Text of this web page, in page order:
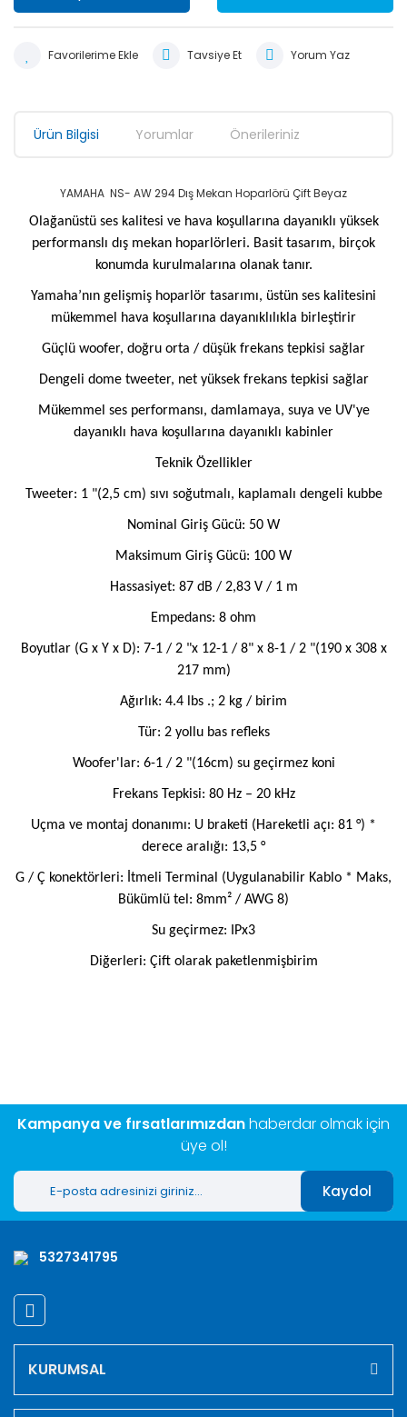
Tavsiye Et Yorum Yaz
Ürün Bilgisi Yorumlar Önerileriniz
YAMAHA NS- AW 294 Dış Mekan Hoparlörü Çift Beyaz
Olağanüstü ses kalitesi ve hava koşullarına dayanıklı yüksek
performanslı dış mekan hoparlörleri. Basit tasarım, birçok
konumda kurulmalarına olanak tanır.
Yamaha’nın gelişmiş hoparlör tasarımı, üstün ses kalitesini
mükemmel hava koşullarına dayanıklılıkla birleştirir
Güçlü woofer, doğru orta / düşük frekans tepkisi sağlar
Dengeli dome tweeter, net yüksek frekans tepkisi sağlar
Mükemmel ses performansı, damlamaya, suya ve UV'ye
dayanıklı hava koşullarına dayanıklı kabinler
Teknik Özellikler
Tweeter: 1 "(2,5 cm) sıvı soğutmalı, kaplamalı dengeli kubbe
Nominal Giriş Gücü: 50 W
Maksimum Giriş Gücü: 100 W
Hassasiyet: 87 dB / 2,83 V / 1 m
Empedans: 8 ohm
Boyutlar (G x Y x D): 7-1 / 2 "x 12-1 / 8" x 8-1 / 2 "(190 x 308 x
217 mm)
Ağırlık: 4.4 lbs .; 2 kg / birim
Tür: 2 yollu bas refleks
Woofer'lar: 6-1 / 2 "(16cm) su geçirmez koni
Frekans Tepkisi: 80 Hz – 20 kHz
Uçma ve montaj donanımı: U braketi (Hareketli açı: 81 °) *
derece aralığı: 13,5 °
G / Ç konektörleri: İtmeli Terminal (Uygulanabilir Kablo * Maks,
Bükümlü tel: 8mm² / AWG 8)
Su geçirmez: IPx3
Diğerleri: Çift olarak paketlenmişbirim
Ürün bilgilerinde hatalar bulunuyor.
Bu ürüne benzer farklı alternatifler olmalı.
Kampanya ve fırsatlarımızdanhaberdar olmak için
üye ol!
Kaydol
5327341795
KURUMSAL